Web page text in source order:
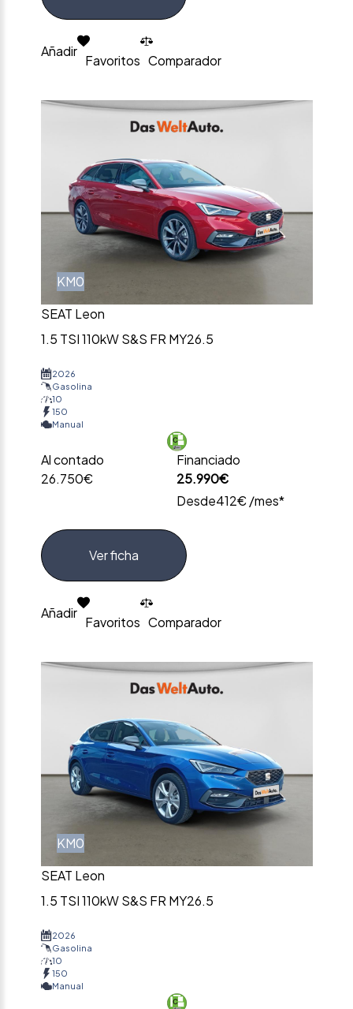
Añadir
Favoritos Comparador
KM0
SEAT Leon
1.5 TSI 110kW S&S FR MY26.5
2026
Gasolina
10
150
Manual
Al contado
26.750€
Financiado
25.990€
Desde412€ /mes*
Ver ficha
Añadir
Favoritos Comparador
KM0
SEAT Leon
1.5 TSI 110kW S&S FR MY26.5
2026
Gasolina
10
150
Manual